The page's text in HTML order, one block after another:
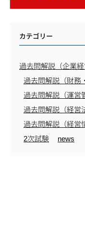
カテゴリー
過去問解説（企業経
過去問解説（財務
過去問解説（運営
過去問解説（経営
過去問解説（経営
2次試験
news